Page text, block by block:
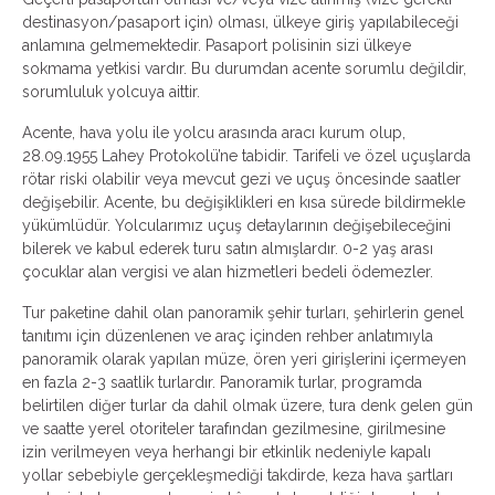
destinasyon/pasaport için) olması, ülkeye giriş yapılabileceği
anlamına gelmemektedir. Pasaport polisinin sizi ülkeye
sokmama yetkisi vardır. Bu durumdan acente sorumlu değildir,
sorumluluk yolcuya aittir.
Acente, hava yolu ile yolcu arasında aracı kurum olup,
28.09.1955 Lahey Protokolü’ne tabidir. Tarifeli ve özel uçuşlarda
rötar riski olabilir veya mevcut gezi ve uçuş öncesinde saatler
değişebilir. Acente, bu değişiklikleri en kısa sürede bildirmekle
yükümlüdür. Yolcularımız uçuş detaylarının değişebileceğini
bilerek ve kabul ederek turu satın almışlardır. 0-2 yaş arası
çocuklar alan vergisi ve alan hizmetleri bedeli ödemezler.
Tur paketine dahil olan panoramik şehir turları, şehirlerin genel
tanıtımı için düzenlenen ve araç içinden rehber anlatımıyla
panoramik olarak yapılan müze, ören yeri girişlerini içermeyen
en fazla 2-3 saatlik turlardır. Panoramik turlar, programda
belirtilen diğer turlar da dahil olmak üzere, tura denk gelen gün
ve saatte yerel otoriteler tarafından gezilmesine, girilmesine
izin verilmeyen veya herhangi bir etkinlik nedeniyle kapalı
yollar sebebiyle gerçekleşmediği takdirde, keza hava şartları